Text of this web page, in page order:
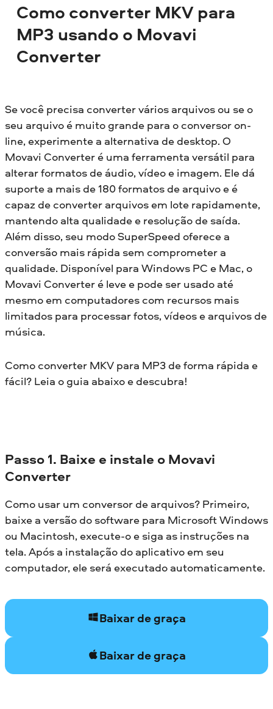
Como converter MKV para
MP3 usando o Movavi
Converter
Se você precisa converter vários arquivos ou se o
seu arquivo é muito grande para o conversor on-
line, experimente a alternativa de desktop. O
Movavi Converter é uma ferramenta versátil para
alterar formatos de áudio, vídeo e imagem. Ele dá
suporte a mais de 180 formatos de arquivo e é
capaz de converter arquivos em lote rapidamente,
mantendo alta qualidade e resolução de saída.
Além disso, seu modo SuperSpeed oferece a
conversão mais rápida sem comprometer a
qualidade. Disponível para Windows PC e Mac, o
Movavi Converter é leve e pode ser usado até
mesmo em computadores com recursos mais
limitados para processar fotos, vídeos e arquivos de
música.
Como converter MKV para MP3 de forma rápida e
fácil? Leia o guia abaixo e descubra!
Passo 1. Baixe e instale o Movavi
Converter
Como usar um conversor de arquivos? Primeiro,
baixe a versão do software para Microsoft Windows
ou Macintosh, execute-o e siga as instruções na
tela. Após a instalação do aplicativo em seu
computador, ele será executado automaticamente.
Baixar de graça
Baixar de graça